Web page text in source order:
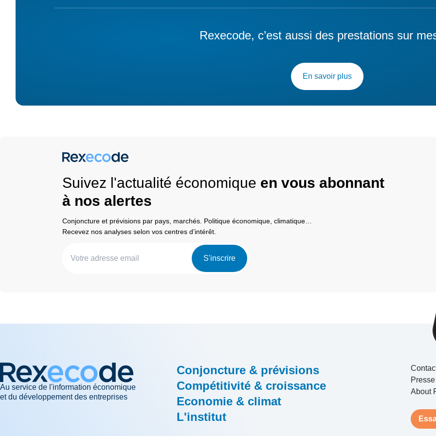
Rexecode, c’est aussi des prestations sur
En savoir plus
Suivez l'actualité économique en vous abonnant
à nos alertes
Conjoncture et prévisions par pays, marchés. Politique économique, climatique…
Recevez nos analyses selon vos centres d’intérêt.
S'inscrire
Au service de l'information économique
et du développement des entreprises
Conjoncture & prévisions
Compétitivité & croissance
Economie & climat
L'institut
Presse
About